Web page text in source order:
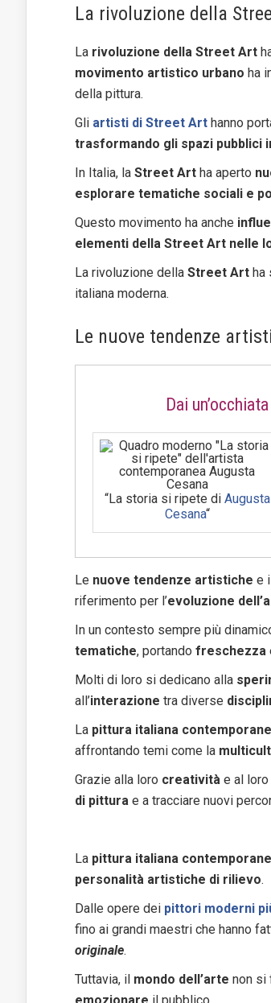
La rivoluzione della
La rivoluzione della Street Art
movimento artistico urbano ha
della pittura.
Gli artisti di Street Art hanno
trasformando gli spazi pubblici
In Italia, la Street Art ha aperto
esplorare tematiche sociali e
Questo movimento ha anche
elementi della Street Art nelle
La rivoluzione della Street Art ha
italiana moderna.
Le nuove tendenze
Dai
“La storia si ripete di Augusta
Cesana“
Le nuove tendenze artistiche e i
riferimento per l’evoluzione
In un contesto sempre più
tematiche, portando freschezza
Molti di loro si dedicano alla
all’interazione tra diverse
La pittura italiana
affrontando temi come la
Grazie alla loro creatività e al loro
di pittura e a tracciare nuovi
La pittura italiana
personalità artistiche di rilievo.
Dalle opere dei pittori moderni
fino ai grandi maestri che hanno
originale.
Tuttavia, il mondo dell’arte non si